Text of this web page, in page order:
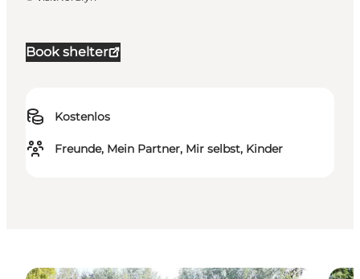
Book shelter
Kostenlos
Freunde, Mein Partner, Mir selbst, Kinder